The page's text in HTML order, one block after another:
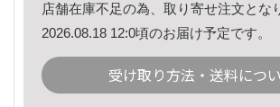
店舗在庫不足の為、取り寄せ注文とな
2026.08.18 12:0頃のお届け予定です。
受け取り方法・送料につ